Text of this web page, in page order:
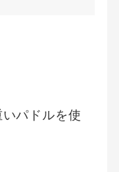
パドルを使